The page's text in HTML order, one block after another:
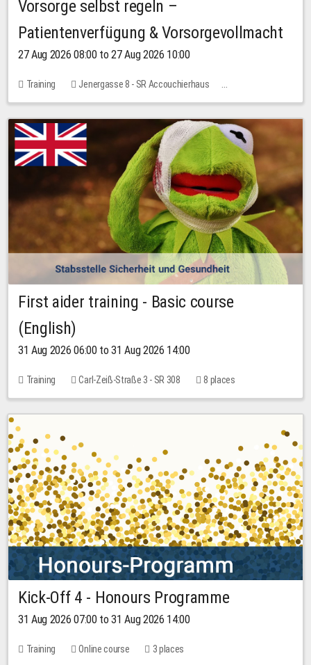
Vorsorge selbst regeln –
Patientenverfügung & Vorsorgevollmacht
27 Aug 2026 08:00 to 27 Aug 2026 10:00
Training
Jenergasse 8 - SR Accouchierhaus
No free places
First aider training - Basic course
(English)
31 Aug 2026 06:00 to 31 Aug 2026 14:00
Training Carl-Zeiß-Straße 3 - SR 308 8 places
Kick-Off 4 - Honours Programme
31 Aug 2026 07:00 to 31 Aug 2026 14:00
Training Online course 3 places